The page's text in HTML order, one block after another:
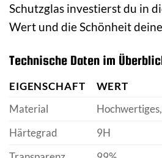
Schutzglas investierst du in
Wert und die Schönheit
Technische Daten im
EIGENSCHAFT
WERT
Material
Härtegrad
9H